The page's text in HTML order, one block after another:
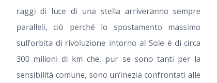
raggi di luce di una stella arriveranno sempre
paralleli, ciò perché lo spostamento massimo
sull’orbita di rivoluzione intorno al Sole è di circa
300 milioni di km che, pur se sono tanti per la
sensibilità comune, sono un’inezia confrontati alle